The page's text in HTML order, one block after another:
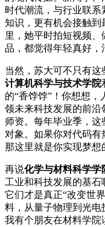
时代潮流，与行业联
知识，更有机会接触
里，她平时拍短视频
品，都觉得年轻真好，
当然，苏大可不只有这
计算机科学与技术学院
的“香饽饽”！你想想
领未来科技发展的前
师资。每年毕业季，
对象。如果你对代码有
那这里就是你实现梦想
再说化学与材料科学学
工业和科技发展的基石
它们才是真正“改变世
料，从量子物理到光电
我有个朋友在材料学